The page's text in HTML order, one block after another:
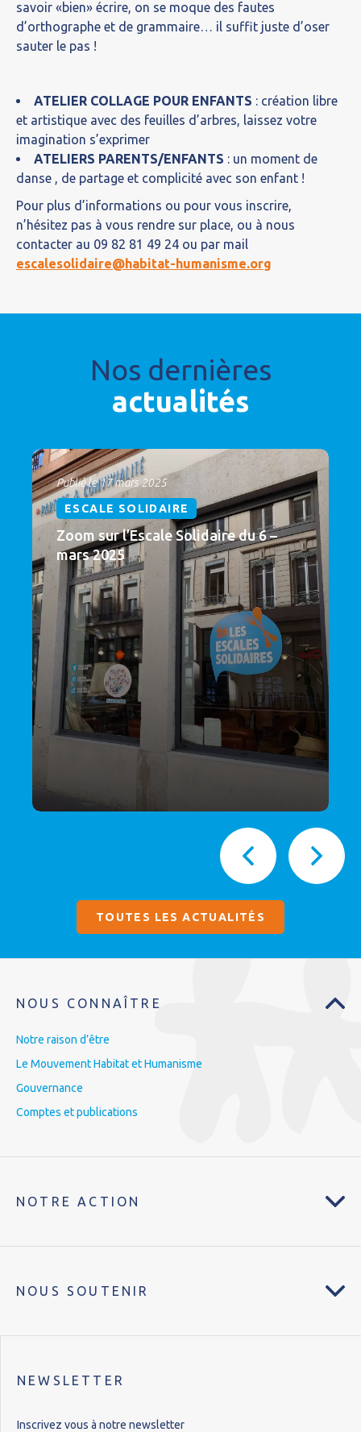
savoir «bien» écrire, on se moque des fautes
d’orthographe et de grammaire… il suffit juste d’oser
sauter le pas !
ATELIER COLLAGE POUR ENFANTS : création libre
et artistique avec des feuilles d’arbres, laissez votre
imagination s’exprimer
ATELIERS PARENTS/ENFANTS : un moment de
danse , de partage et complicité avec son enfant !
Pour plus d’informations ou pour vous inscrire,
n’hésitez pas à vous rendre sur place, ou à nous
contacter au 09 82 81 49 24 ou par mail
escalesolidaire@habitat-humanisme.org
Nos dernières
actualités
Publié le 17 mars 2025
ESCALE SOLIDAIRE
Zoom sur l’Escale Solidaire du 6 –
mars 2025
TOUTES LES ACTUALITÉS
NOUS CONNAÎTRE
Notre raison d’être
Le Mouvement Habitat et Humanisme
Gouvernance
Comptes et publications
NOTRE ACTION
NOUS SOUTENIR
NEWSLETTER
Inscrivez vous à notre newsletter